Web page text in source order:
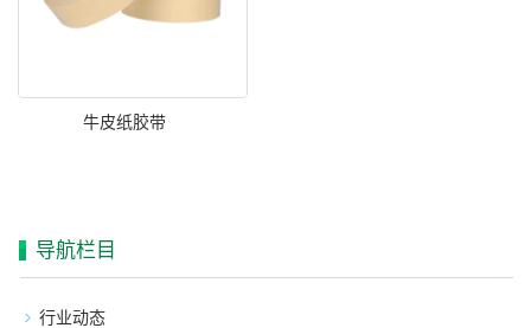
牛皮纸胶带
导航栏目
行业动态